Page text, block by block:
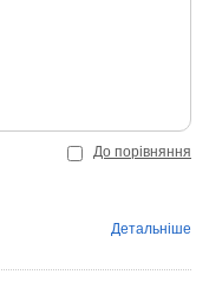
До порівняння
Детальніше